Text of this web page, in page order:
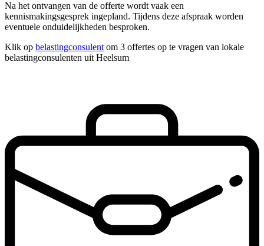
Na het ontvangen van de offerte wordt vaak een
kennismakingsgesprek ingepland. Tijdens deze afspraak worden
eventuele onduidelijkheden besproken.
Klik op belastingconsulent om 3 offertes op te vragen van lokale
belastingconsulenten uit Heelsum